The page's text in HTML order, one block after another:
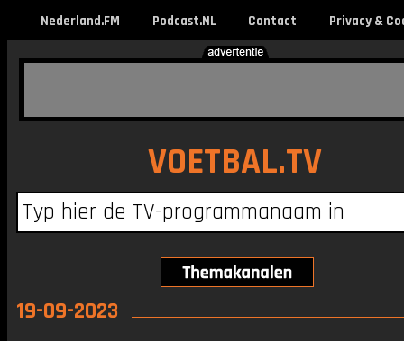
Nederland.FM Podcast.NL Contact Privacy &
VOETBAL.TV
19-09-2023